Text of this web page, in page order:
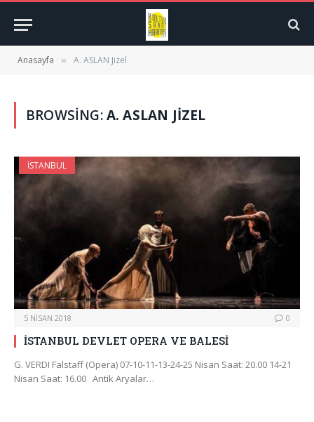
Anasayfa » A. ASLAN Jizel
BROWSING:A. ASLAN JIZEL
İSTANBUL
5 NISAN 2018 0
İSTANBUL DEVLET OPERA VE BALESİ
G. VERDI Falstaff (Opera) 07-10-11-13-24-25 Nisan Saat: 20.00 14-21
Nisan Saat: 16.00 Antik Aryalar…